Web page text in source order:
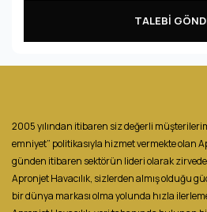
TALEBİ
2005 yılından itibaren siz değerli
emniyet” politikasıyla hizmet vermekte olan
günden itibaren sektörün lideri olarak
Apronjet Havacılık, sizlerden almış olduğu
bir dünya markası olma yolunda hızla